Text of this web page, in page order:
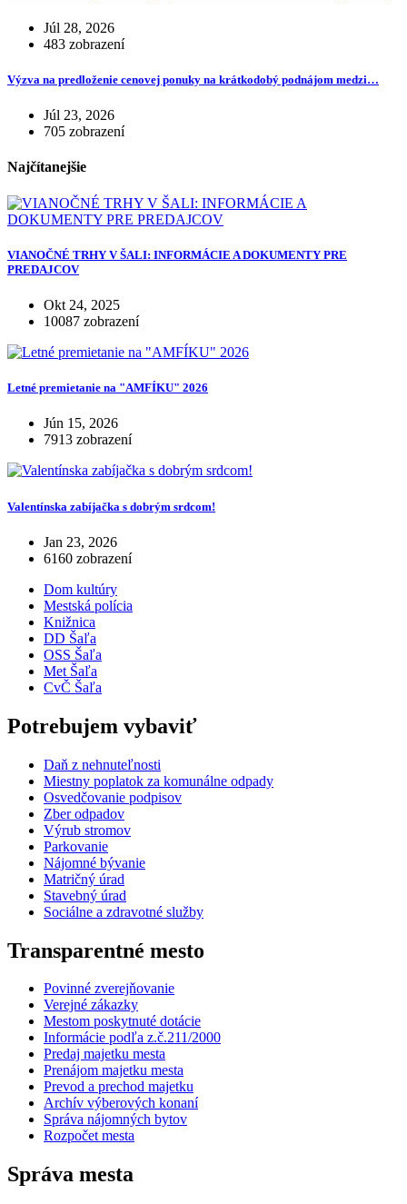
Júl 28, 2026
483 zobrazení
Výzva na predloženie cenovej ponuky na krátkodobý podnájom medzi…
Júl 23, 2026
705 zobrazení
Najčítanejšie
VIANOČNÉ TRHY V ŠALI: INFORMÁCIE A DOKUMENTY PRE
PREDAJCOV
Okt 24, 2025
10087 zobrazení
Letné premietanie na "AMFÍKU" 2026
Jún 15, 2026
7913 zobrazení
Valentínska zabíjačka s dobrým srdcom!
Jan 23, 2026
6160 zobrazení
Dom kultúry
Mestská polícia
Knižnica
DD Šaľa
OSS Šaľa
Met Šaľa
CvČ Šaľa
Potrebujem vybaviť
Daň z nehnuteľnosti
Miestny poplatok za komunálne odpady
Osvedčovanie podpisov
Zber odpadov
Výrub stromov
Parkovanie
Nájomné bývanie
Matričný úrad
Stavebný úrad
Sociálne a zdravotné služby
Transparentné mesto
Povinné zverejňovanie
Verejné zákazky
Mestom poskytnuté dotácie
Informácie podľa z.č.211/2000
Predaj majetku mesta
Prenájom majetku mesta
Prevod a prechod majetku
Archív výberových konaní
Správa nájomných bytov
Rozpočet mesta
Správa mesta